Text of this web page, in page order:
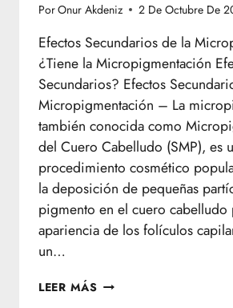
PorOnur Akdeniz 2 De Octubre De
Efectos Secundarios de la
¿Tiene la Micropigmentación
Secundarios? Efectos
Micropigmentación – La
también conocida como
del Cuero Cabelludo (SMP), es
procedimiento cosmético
la deposición de pequeñas
pigmento en el cuero cabelludo
apariencia de los folículos
un…
LEER MÁS EFECTOS